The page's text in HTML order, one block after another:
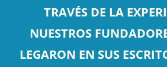
TRAVÉS DE LA
NUESTROS
LEGARON EN SUS